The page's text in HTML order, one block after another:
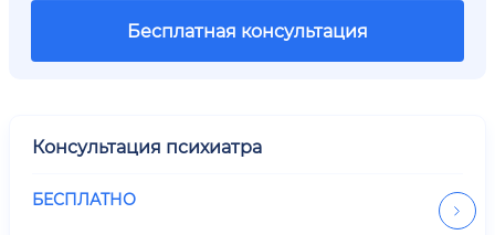
Бесплатная консультация
Консультация психиатра
БЕСПЛАТНО